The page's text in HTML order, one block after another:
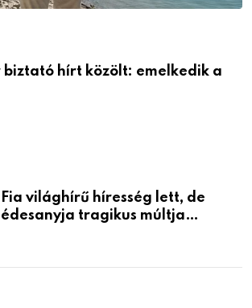
hírt közölt: emelkedik a
Fia világhírű híresség lett, de
édesanyja tragikus múltja